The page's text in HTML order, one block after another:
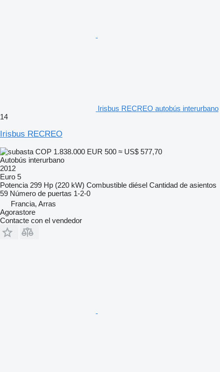
Irisbus RECREO autobús interurbano
14
Irisbus RECREO
COP 1.838.000 EUR 500 ≈ US$ 577,70
Autobús interurbano
2012
Euro 5
Potencia 299 Hp (220 kW) Combustible diésel Cantidad de asientos
59 Número de puertas 1-2-0
Francia, Arras
Agorastore
Contacte con el vendedor